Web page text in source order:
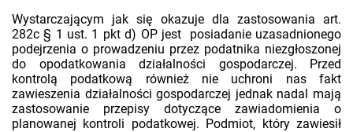
Wystarczającym jak się okazuje dla zastosowania art.
282c § 1 ust. 1 pkt d) OP jest posiadanie uzasadnionego
podejrzenia o prowadzeniu przez podatnika niezgłoszonej
do opodatkowania działalności gospodarczej. Przed
kontrolą podatkową również nie uchroni nas fakt
zawieszenia działalności gospodarczej jednak nadal mają
zastosowanie przepisy dotyczące zawiadomienia o
planowanej kontroli podatkowej. Podmiot, który zawiesił